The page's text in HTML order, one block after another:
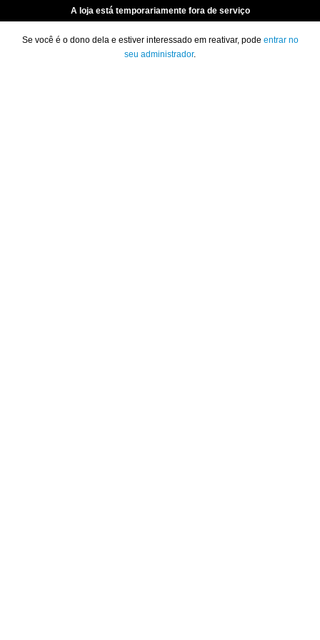
A loja está temporariamente fora de serviço
Se você é o dono dela e estiver interessado em reativar, pode entrar no
seu administrador.